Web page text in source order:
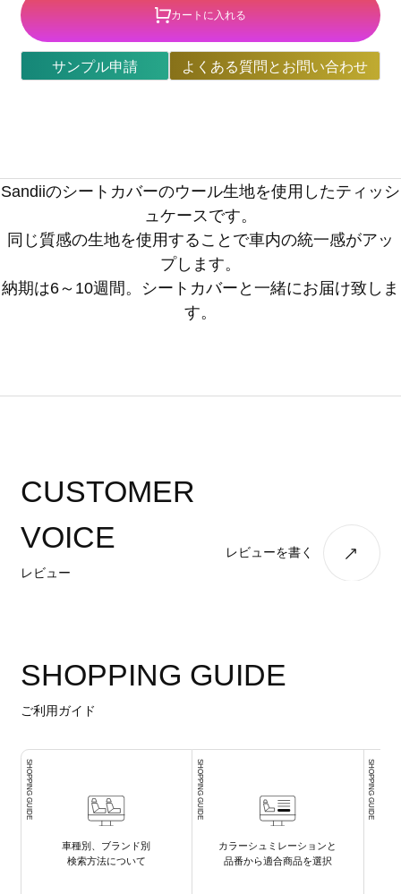
カートに入れる
サンプル申請 よくある質問とお問い合わせ
Sandiiのシートカバーのウール生地を使用したティッシ
ュケースです。
同じ質感の生地を使用することで車内の統一感がアッ
プします。
納期は6～10週間。シートカバーと一緒にお届け致しま
す。
CUSTOMER
VOICE
レビュー
レビューを書く
SHOPPING GUIDE
ご利用ガイド
SHOPPING GUIDE
車種別、ブランド別
検索方法について
SHOPPING GUIDE
カラーシュミレーションと
品番から適合商品を選択
SHOPPING GUIDE